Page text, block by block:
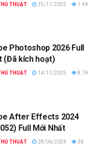
THUẬT 25/11/2025 1.4K
Photoshop 2026 Full
(Đã kích hoạt)
THUẬT 14/11/2025 8.7K
After Effects 2024
Full Mới Nhất
THUẬT 28/06/2024 3K